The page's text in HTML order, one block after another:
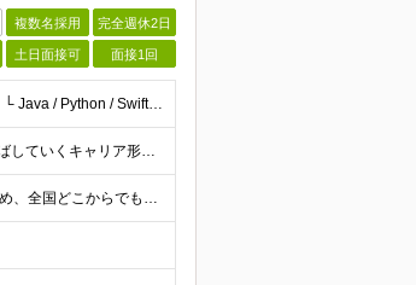
複数名採用 完全週休2日
土日面接可 面接1回
学歴不問・第二新卒歓迎 【必須】 ・オブジェクト指向言語での開発経験 └ Java / Python / Swift / Kotlin / JavaScript / TypeScript / PH
短期的な収入向上ではなく、専門性を高めることで、 《長期的に収入を伸ばしていくキャリア形成》を重視しています。 【想定年収・月給】 □ 想定年収：350万円〜1,000万円 □ 月給：25万円〜75
《リモート96％｜ハイブリッドワーク活用中》 基本はリモートワークのため、全国どこからでも勤務が可能です。 本社は高知県ですが、東京・全国各地のメンバーが活躍しています。 希望の勤務地・働き方はお気軽